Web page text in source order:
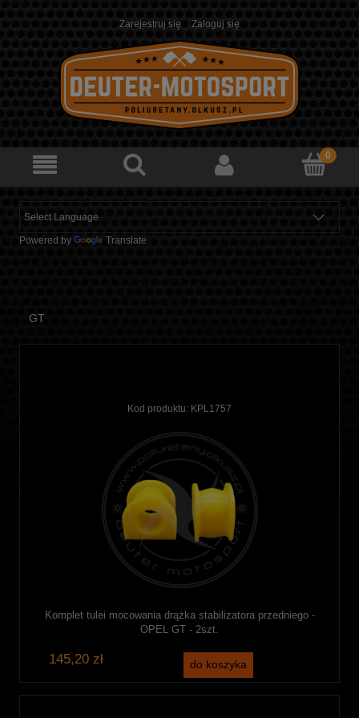
Zarejestruj się Zaloguj się
Powered by Translate
GT
Kod produktu: KPL1757
Komplet tulei mocowania drążka stabilizatora przedniego -
OPEL GT - 2szt.
145,20 zł do koszyka